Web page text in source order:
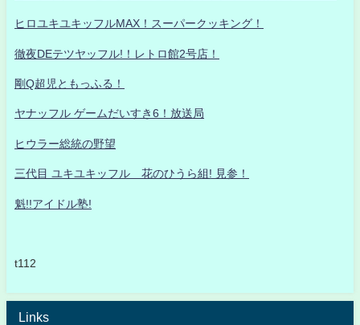
ヒロユキユキッフルMAX！スーパークッキング！
徹夜DEテツヤッフル!！レトロ館2号店！
剛Q超児ともっふる！
ヤナッフル ゲームだいすき6！放送局
ヒウラー総統の野望
三代目 ユキユキッフル 花のひうら組! 見参！
魁!!アイドル塾!
t112
Links